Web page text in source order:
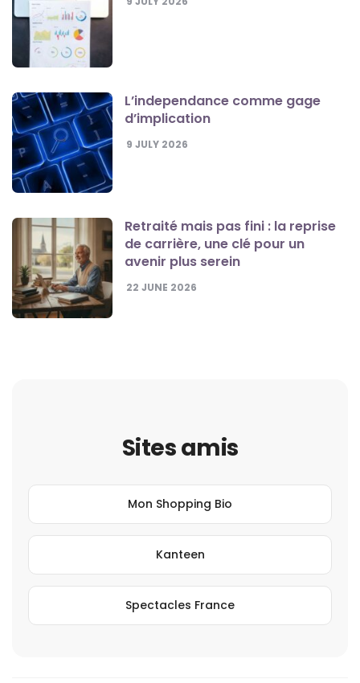
L’independance comme gage
d’implication
9 JULY 2026
Retraité mais pas fini : la reprise
de carrière, une clé pour un
avenir plus serein
22 JUNE 2026
Sites amis
Mon Shopping Bio
Kanteen
Spectacles France